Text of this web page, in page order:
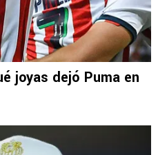
joyas dejó Puma en